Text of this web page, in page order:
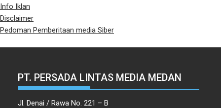
Info Iklan
Disclaimer
Pedoman Pemberitaan media Siber
PT. PERSADA LINTAS MEDIA MEDAN
Jl. Denai / Rawa No. 221 – B